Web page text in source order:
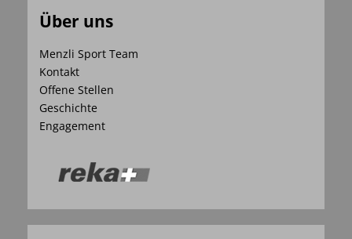
Über uns
Menzli Sport Team
Kontakt
Offene Stellen
Geschichte
Engagement